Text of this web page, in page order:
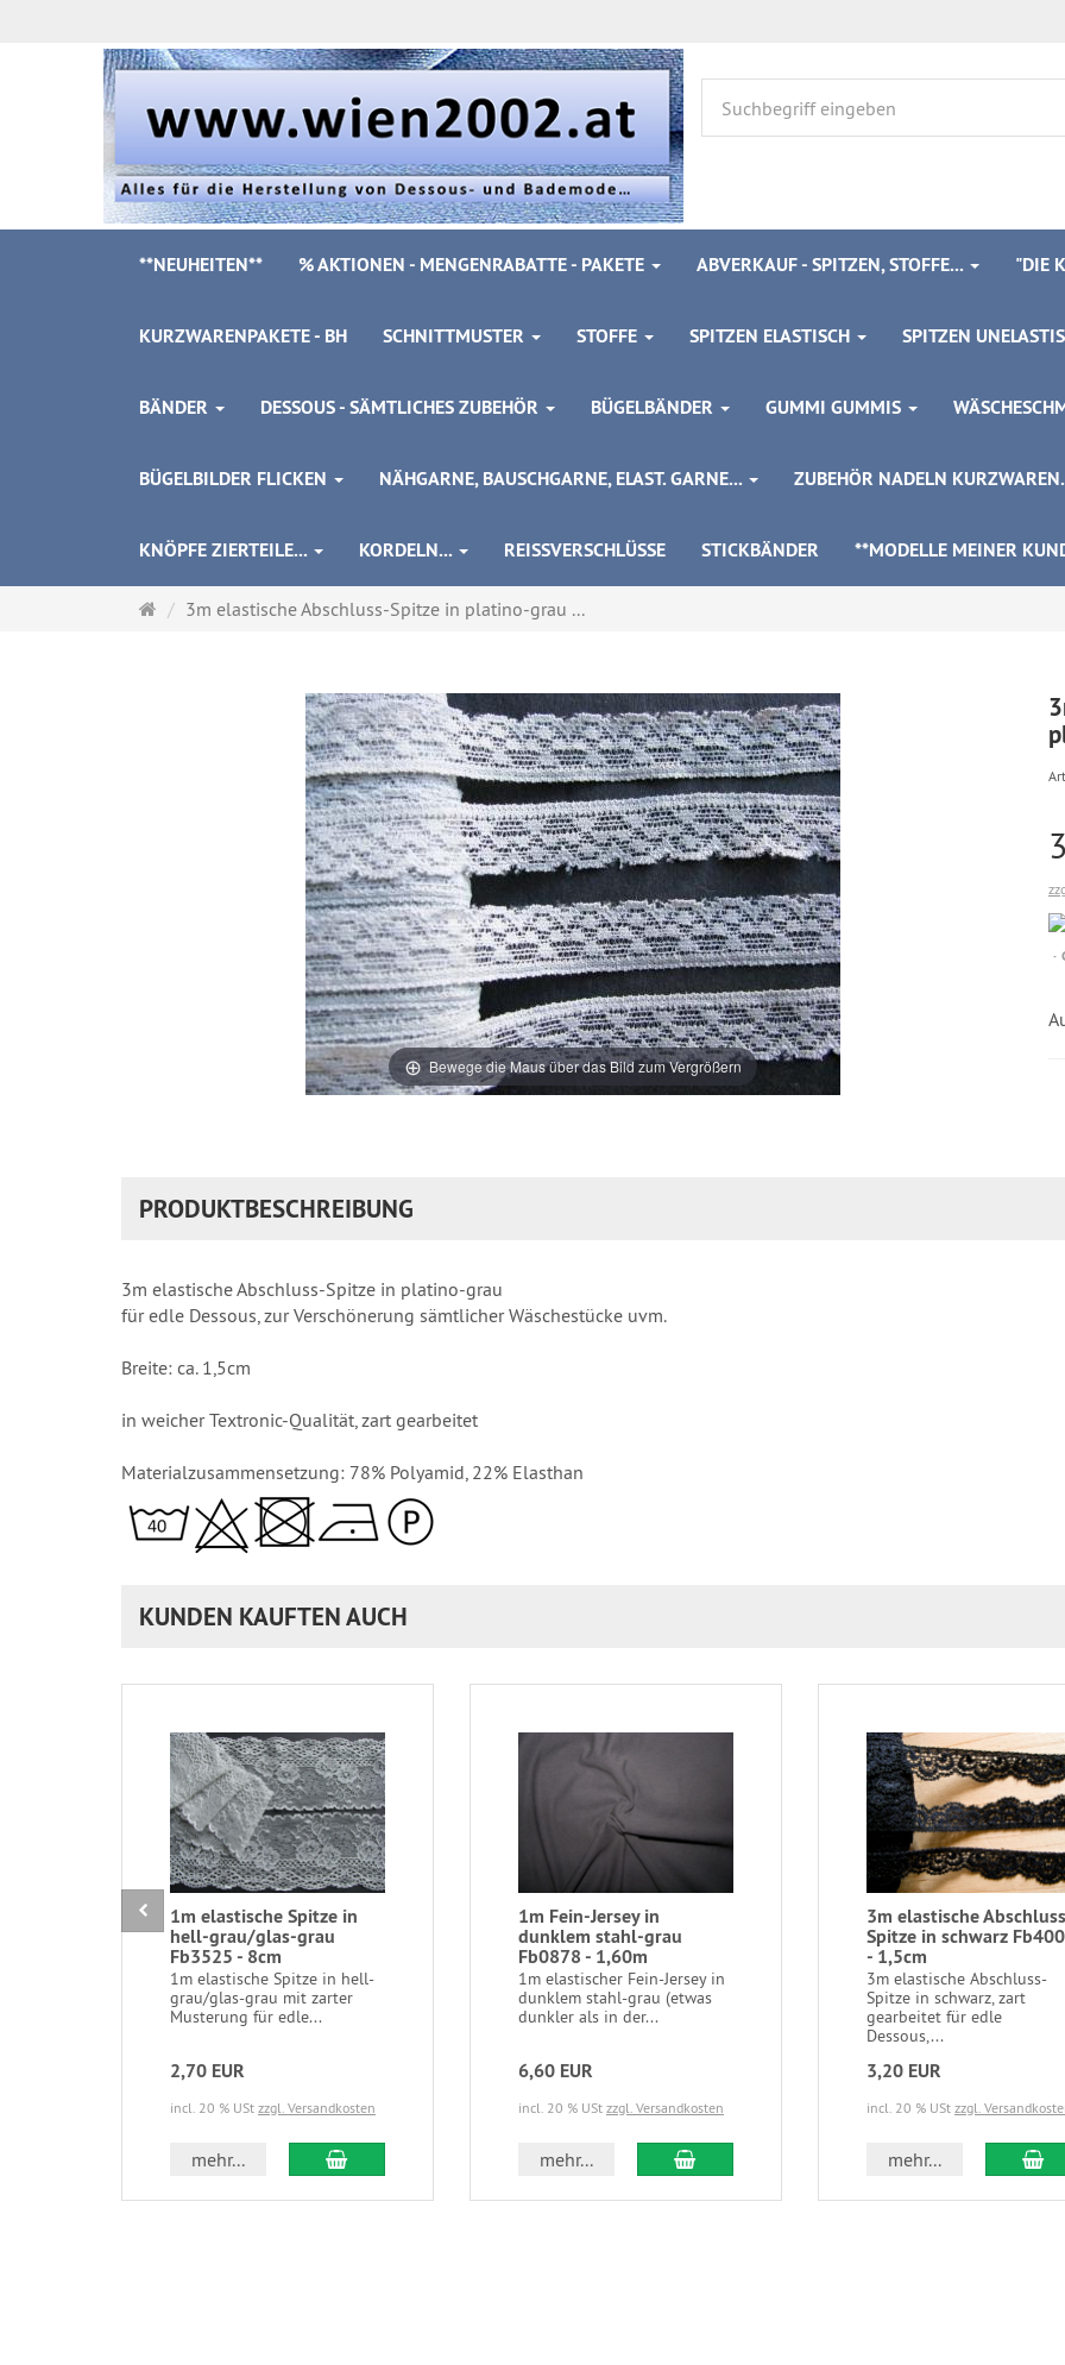
**NEUHEITEN** % AKTIONEN - MENGENRABATTE - PAKETE ABVERKAUF - SPITZEN, STOFFE... "DIE
KURZWARENPAKETE - BH SCHNITTMUSTER STOFFE SPITZEN ELASTISCH SPITZEN
BÄNDER DESSOUS - SÄMTLICHES ZUBEHÖR BÜGELBÄNDER GUMMI GUMMIS
BÜGELBILDER FLICKEN NÄHGARNE, BAUSCHGARNE, ELAST. GARNE... ZUBEHÖR NADELN
KNÖPFE ZIERTEILE... KORDELN... REISSVERSCHLÜSSE STICKBÄNDER **MODELLE MEINER
Startseite
3m elastische Abschluss-Spitze in platino-grau ...
Bewege die Maus über das Bild zum Vergrößern
PRODUKTBESCHREIBUNG
3m elastische Abschluss-Spitze in platino-grau
für edle Dessous, zur Verschönerung sämtlicher Wäschestücke uvm.
Breite: ca. 1,5cm
in weicher Textronic-Qualität, zart gearbeitet
Materialzusammensetzung: 78% Polyamid, 22% Elasthan
KUNDEN KAUFTEN AUCH
1m elastische Spitze in
hell-grau/glas-grau
Fb3525 - 8cm
1m elastische Spitze in hell-
grau/glas-grau mit zarter
Musterung für edle...
2,70 EUR
incl. 20 % USt zzgl. Versandkosten
mehr... In den Warenkorb
1m Fein-Jersey in
dunklem stahl-grau
Fb0878 - 1,60m
1m elastischer Fein-Jersey in
dunklem stahl-grau (etwas
dunkler als in der...
6,60 EUR
incl. 20 % USt zzgl. Versandkosten
mehr... In den Warenkorb
3m elastische
Spitze in schwarz
- 1,5cm
3m elastische Abschluss-
Spitze in schwarz, zart
gearbeitet für edle
Dessous,...
3,20 EUR
incl. 20 % USt zzgl.
mehr... In